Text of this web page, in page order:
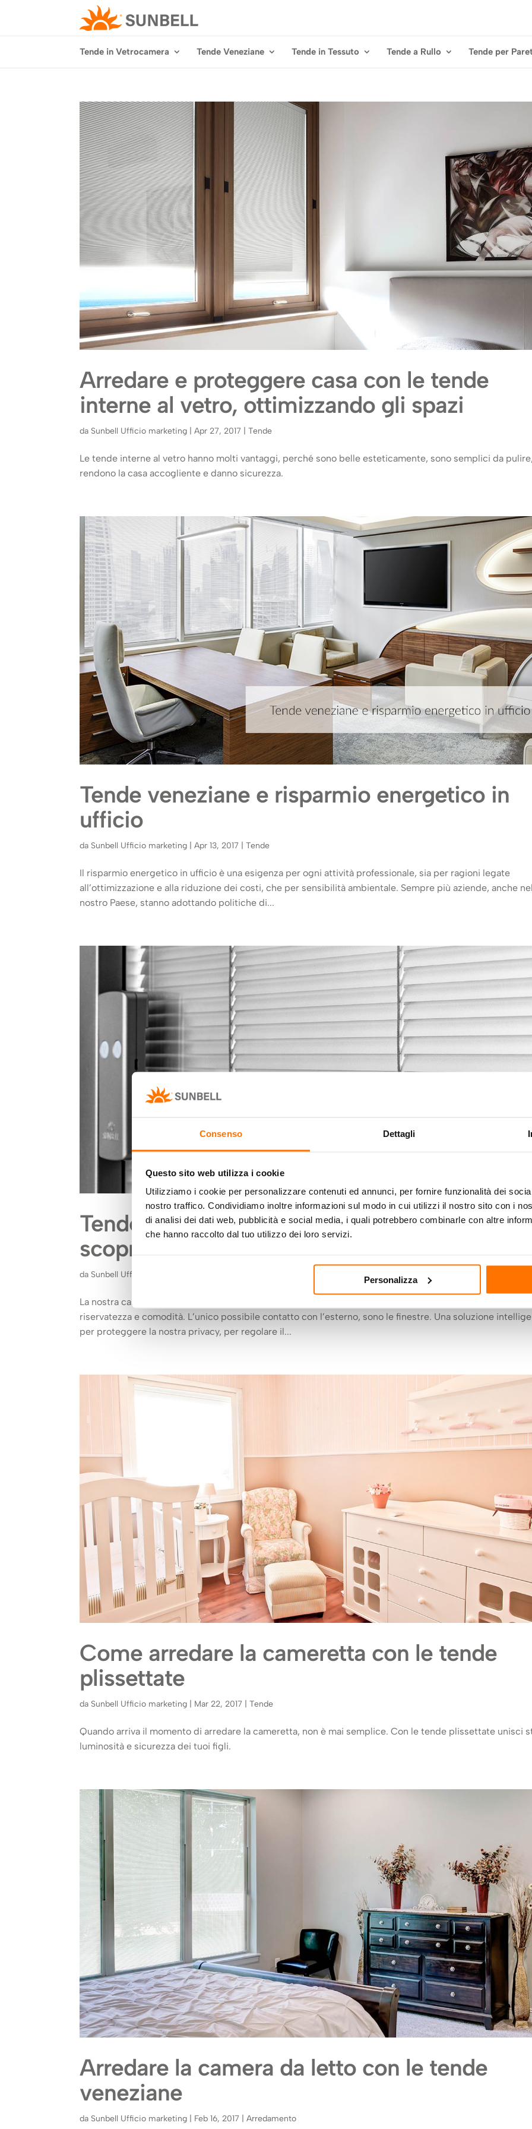
Consenso Dettagli
Questo sito web utilizza i cookie
Utilizziamo i cookie per personalizzare contenuti ed annunci, per fornire funzionalità dei
nostro traffico. Condividiamo inoltre informazioni sul modo in cui utilizzi il nostro sito con i
di analisi dei dati web, pubblicità e social media, i quali potrebbero combinarle con altre
che hanno raccolto dal tuo utilizzo dei loro servizi.
Personalizza
Tende in Vetrocamera Tende Veneziane Tende in Tessuto Tende a Rullo Tende per
Arredare e proteggere casa con le tende
interne al vetro, ottimizzando gli spazi
da Sunbell Ufficio marketing |Apr 27, 2017 |Tende
Le tende interne al vetro hanno molti vantaggi, perché sono belle esteticamente, sono semplici da
rendono la casa accogliente e danno sicurezza.
Tende veneziane e risparmio energetico in
ufficio
da Sunbell Ufficio marketing |Apr 13, 2017 |Tende
Il risparmio energetico in ufficio è una esigenza per ogni attività professionale, sia per ragioni legate
all’ottimizzazione e alla riduzione dei costi, che per sensibilità ambientale. Sempre più aziende, anche
nostro Paese, stanno adottando politiche di...
Tende in vetrocamera di nuova generazione:
scopriamole insieme
da Sunbell Ufficio marketing
La nostra casa è il rifugio dove ci rintaniamo dopo giornate interminabili, e in cui cerchiamo comfort,
riservatezza e comodità. L’unico possibile contatto con l’esterno, sono le finestre. Una soluzione
per proteggere la nostra privacy, per regolare il...
Come arredare la cameretta con le tende
plissettate
da Sunbell Ufficio marketing Mar 22, 2017 |Tende
Quando arriva il momento di arredare la cameretta, non è mai semplice. Con le tende plissettate unisci
luminosità e sicurezza dei tuoi figli.
Arredare la camera da letto con le tende
veneziane
da Sunbell Ufficio marketing Feb 16, 2017 |Arredamento